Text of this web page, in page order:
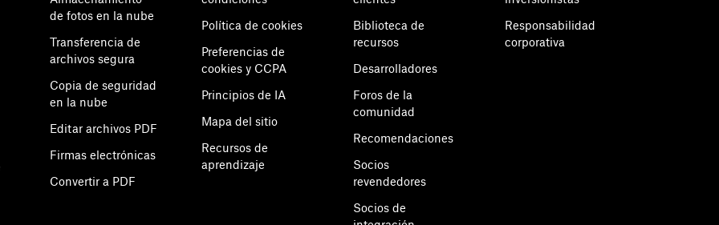
de fotos en la nube
Transferencia de
archivos segura
Copia de seguridad
en la nube
Editar archivos PDF
Firmas electrónicas
Convertir a PDF
Política de cookies
Preferencias de
cookies y CCPA
Principios de IA
Mapa del sitio
Recursos de
aprendizaje
Biblioteca de
recursos
Desarrolladores
Foros de la
comunidad
Recomendaciones
Socios
revendedores
Socios de
Responsabilidad
corporativa